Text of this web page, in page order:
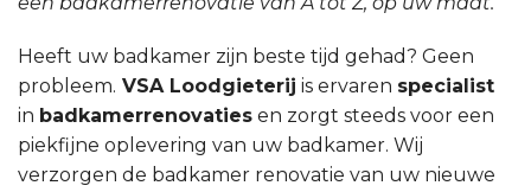
Heeft uw badkamer zijn beste tijd gehad? Geen
probleem. VSA Loodgieterij is ervaren specialist
in badkamerrenovaties en zorgt steeds voor een
piekfijne oplevering van uw badkamer. Wij
verzorgen de badkamer renovatie van uw nieuwe